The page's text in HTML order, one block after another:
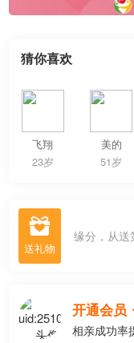
猜你喜欢
飞翔
23岁
美的
51岁
 缘分，从送
开通会员
相亲成功率